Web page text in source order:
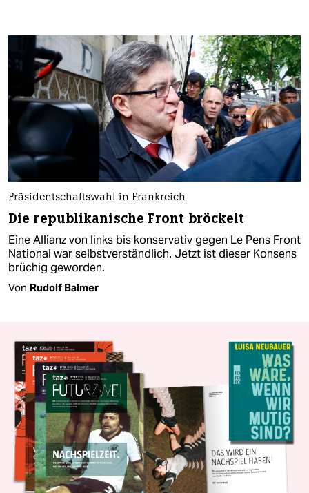
Präsidentschaftswahl in Frankreich
Die republikanische Front bröckelt
Eine Allianz von links bis konservativ gegen Le Pens Front
National war selbstverständlich. Jetzt ist dieser Konsens
brüchig geworden.
Von Rudolf Balmer